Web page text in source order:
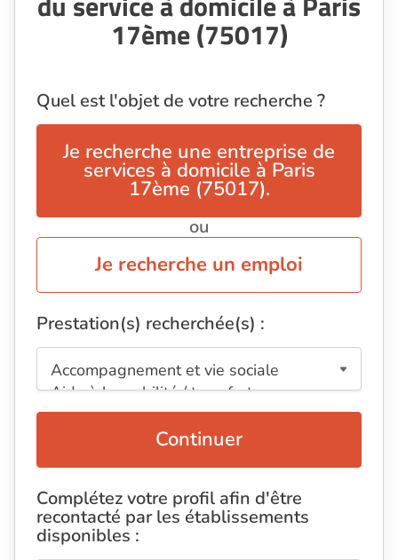
17ème (75017)
Quel est l'objet de votre recherche ?
Je recherche une entreprise de
services à domicile à Paris
17ème (75017).
ou
Je recherche un emploi
Prestation(s) recherchée(s) :
Continuer
Complétez votre profil afin d'être
recontacté par les établissements
disponibles :